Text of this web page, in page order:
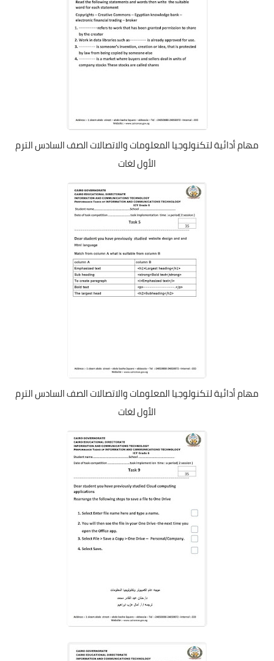
مهام أدائية لتكنولوجيا المعلومات والاتصالات الصف السادس الترم
الأول لغات
مهام أدائية لتكنولوجيا المعلومات والاتصالات الصف السادس الترم
الأول لغات